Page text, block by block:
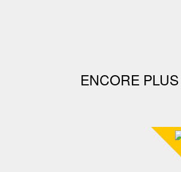
ENCORE